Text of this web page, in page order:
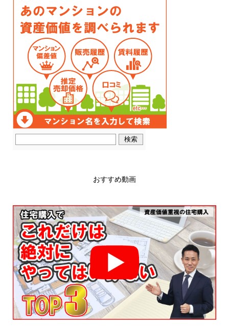
おすすめ動画